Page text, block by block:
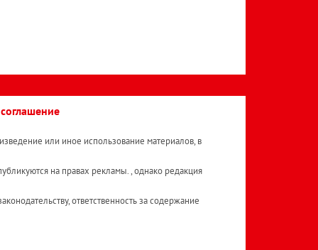
или иное использование материалов, в
на правах рекламы. , однако редакция
ответственность за содержание